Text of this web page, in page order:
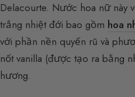
Delacourte. Nước hoa nữ này
trắng nhiệt đới bao gồm hoa
với phần nền quyến rũ và
nốt vanilla (được tạo ra bằng
hương.